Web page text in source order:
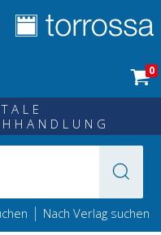
0
| Nach Verlag suchen